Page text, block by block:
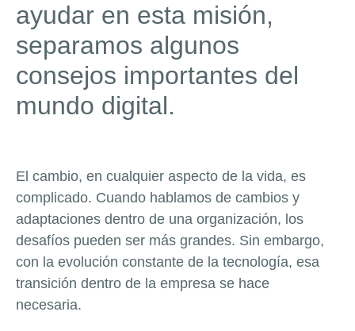
ayudar en esta misión,
separamos algunos
consejos importantes del
mundo digital.
El cambio, en cualquier aspecto de la vida, es
complicado. Cuando hablamos de cambios y
adaptaciones dentro de una organización, los
desafíos pueden ser más grandes. Sin embargo,
con la evolución constante de la tecnología, esa
transición dentro de la empresa se hace
necesaria.